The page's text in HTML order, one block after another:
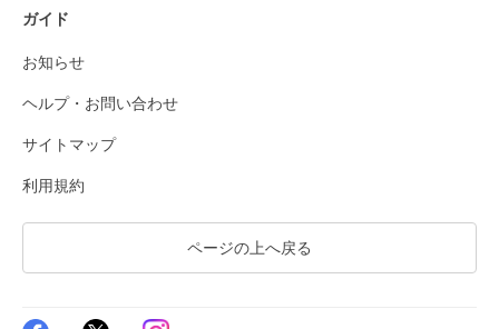
ガイド
お知らせ
ヘルプ・お問い合わせ
サイトマップ
利用規約
ページの上へ戻る